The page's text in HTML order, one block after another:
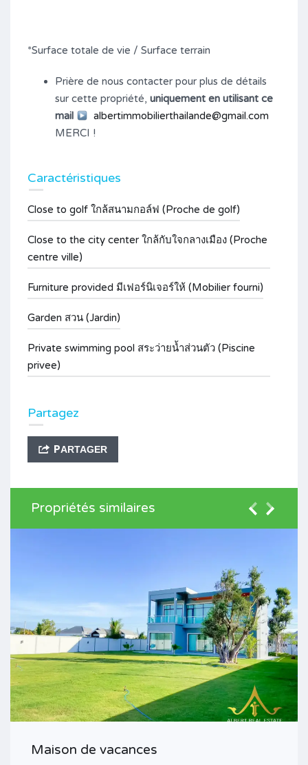
*Surface totale de vie / Surface terrain
Prière de nous contacter pour plus de détails
sur cette propriété, uniquement en utilisant ce
mail
albertimmobilierthailande@gmail.com
MERCI !
Caractéristiques
Close to golf ใกล้สนามกอล์ฟ (Proche de golf)
Close to the city center ใกล้กับใจกลางเมือง (Proche
centre ville)
Furniture provided มีเฟอร์นิเจอร์ให้ (Mobilier fourni)
Garden สวน (Jardin)
Private swimming pool สระว่ายน้ำส่วนตัว (Piscine
privee)
Partagez
PARTAGER
Propriétés similaires
Maison de vacances